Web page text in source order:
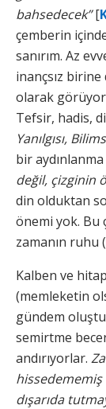
bahsedecek”[
çemberin
sanırım. Az
inançsız
olarak
Tefsir, hadis,
Yanılgısı,
bir aydınlanma
değil, çizginin
din olduktan
önemi yok. Bu
zamanın ruhu (
Kalben ve
(memleketin
gündem
semirtme
andırıyorlar.
hissedememiş
dışarıda